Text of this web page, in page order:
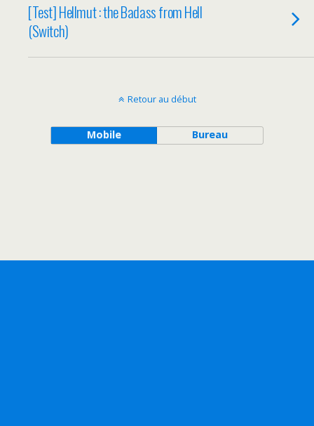
[Test] Hellmut : the Badass from Hell
(Switch)
Retour au début
Mobile Bureau